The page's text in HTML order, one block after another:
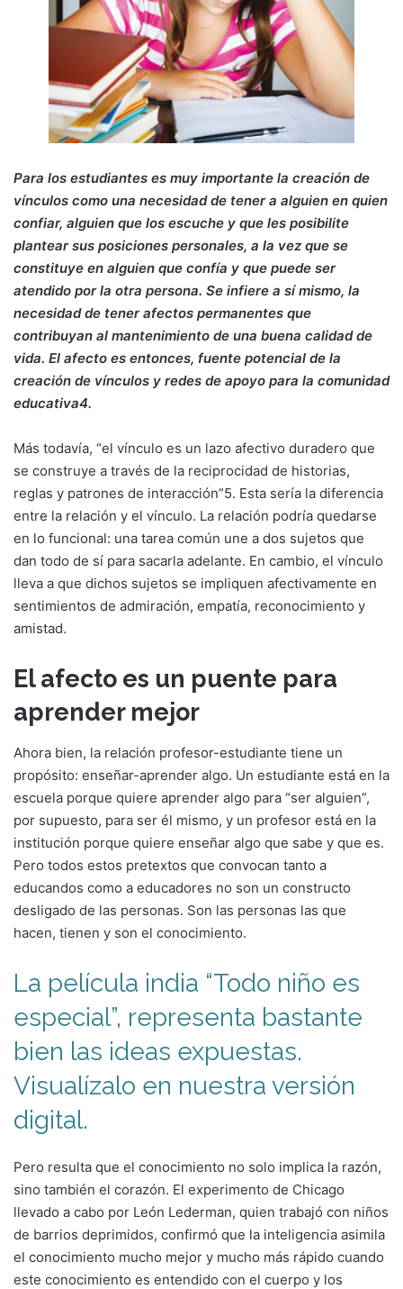
Para los estudiantes es muy importante la creación de
vínculos como una necesidad de tener a alguien en quien
confiar, alguien que los escuche y que les posibilite
plantear sus posiciones personales, a la vez que se
constituye en alguien que confía y que puede ser
atendido por la otra persona. Se infiere a sí mismo, la
necesidad de tener afectos permanentes que
contribuyan al mantenimiento de una buena calidad de
vida. El afecto es entonces, fuente potencial de la
creación de vínculos y redes de apoyo para la comunidad
educativa4.
Más todavía, “el vínculo es un lazo afectivo duradero que
se construye a través de la reciprocidad de historias,
reglas y patrones de interacción”5. Esta sería la diferencia
entre la relación y el vínculo. La relación podría quedarse
en lo funcional: una tarea común une a dos sujetos que
dan todo de sí para sacarla adelante. En cambio, el vínculo
lleva a que dichos sujetos se impliquen afectivamente en
sentimientos de admiración, empatía, reconocimiento y
amistad.
El afecto es un puente para
aprender mejor
Ahora bien, la relación profesor-estudiante tiene un
propósito: enseñar-aprender algo. Un estudiante está en la
escuela porque quiere aprender algo para “ser alguien”,
por supuesto, para ser él mismo, y un profesor está en la
institución porque quiere enseñar algo que sabe y que es.
Pero todos estos pretextos que convocan tanto a
educandos como a educadores no son un constructo
desligado de las personas. Son las personas las que
hacen, tienen y son el conocimiento.
La película india “Todo niño es
especial”, representa bastante
bien las ideas expuestas.
Visualízalo en nuestra versión
digital.
Pero resulta que el conocimiento no solo implica la razón,
sino también el corazón. El experimento de Chicago
llevado a cabo por León Lederman, quien trabajó con niños
de barrios deprimidos, confirmó que la inteligencia asimila
el conocimiento mucho mejor y mucho más rápido cuando
este conocimiento es entendido con el cuerpo y los